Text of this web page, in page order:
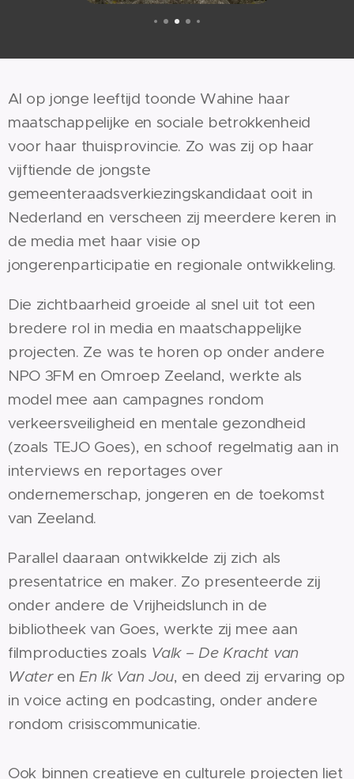
Al op jonge leeftijd toonde Wahine haar
maatschappelijke en sociale betrokkenheid
voor haar thuisprovincie. Zo was zij op haar
vijftiende de jongste
gemeenteraadsverkiezingskandidaat ooit in
Nederland en verscheen zij meerdere keren in
de media met haar visie op
jongerenparticipatie en regionale ontwikkeling.
Die zichtbaarheid groeide al snel uit tot een
bredere rol in media en maatschappelijke
projecten. Ze was te horen op onder andere
NPO 3FM en Omroep Zeeland, werkte als
model mee aan campagnes rondom
verkeersveiligheid en mentale gezondheid
(zoals TEJO Goes), en schoof regelmatig aan in
interviews en reportages over
ondernemerschap, jongeren en de toekomst
van Zeeland.
Parallel daaraan ontwikkelde zij zich als
presentatrice en maker. Zo presenteerde zij
onder andere de Vrijheidslunch in de
bibliotheek van Goes, werkte zij mee aan
filmproducties zoals Valk – De Kracht van
WaterenEn Ik Van Jou, en deed zij ervaring op
in voice acting en podcasting, onder andere
rondom crisiscommunicatie.
Ook binnen creatieve en culturele projecten liet